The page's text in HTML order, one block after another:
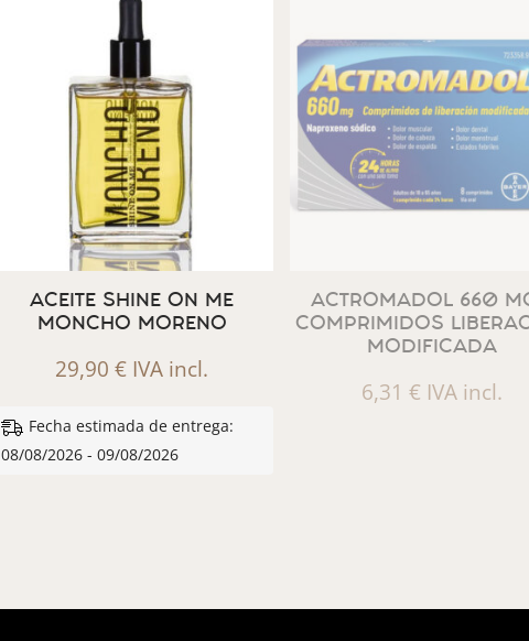
ACEITE SHINE ON ME
MONCHO MORENO
29,90€ IVA incl.
Fecha estimada de entrega:
08/08/2026 - 09/08/2026
ACTROMADOL 660
COMPRIMIDOS
MODIFICADA
6,31€ IVA incl.